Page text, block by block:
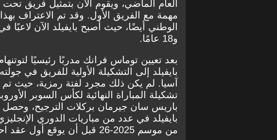
مهمة مع الفريق الأول. وقد تم الاعتراف
و18 عامًا.
بايفيلد إلى التشكيلة الأولية للفريق في
آسيا. لم يكن ذلك مجرد لفتة رمزية، حيث تم
تشكيلة المباراة النهائية لكأس السوبر
باريس سان جيرمان بركلات الترجيح، وحصل
بايفيلد في عدد من مباريات الدوري
من موسم 2025-26 قبل أن يوقع أول عقد احترافي له عند بلوغه 17 عامًا.